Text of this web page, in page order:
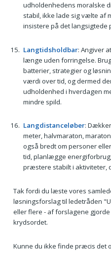
udholdenhedens moralske
stabil, ikke lade sig vælte af
insistere på det langsigtede
Langtidsholdbar: Angiver
længe uden forringelse.
batterier, strategier og
værdi over tid, og dermed
udholdenhed i hverdagen
mindre spild.
Langdistanceløber:
meter, halvmaraton,
også bredt om personer
tid, planlægge
præstere stabilt i aktiviteter,
Tak fordi du læste vores
løsningsforslag til ledetråden
eller flere - af forslagene
krydsordet.
Kunne du ikke finde præcis det